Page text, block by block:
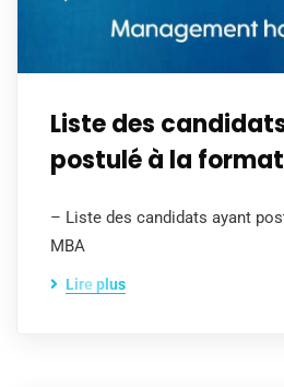
Liste des
postulé à la
– Liste des candidats ayant
MBA
Lire plus